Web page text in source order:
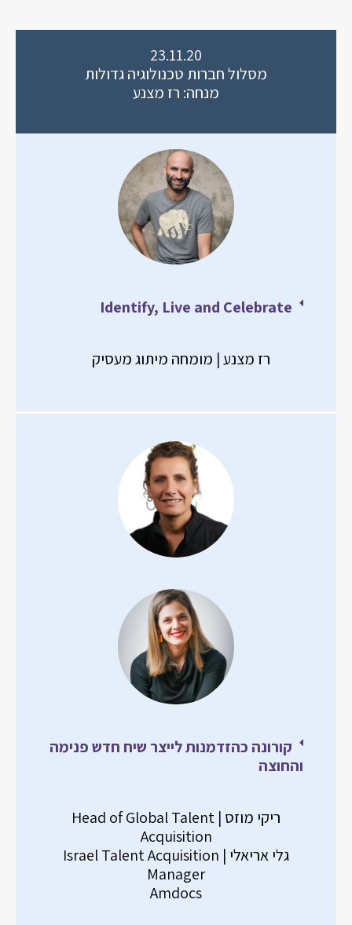
23.11.20
מסלול חברות טכנולוגיה גדולות
מנחה: רז מצנע
Identify, Live and Celebrate
רז מצנע | מומחה מיתוג מעסיק
קורונה כהזדמנות לייצר שיח חדש פנימה
והחוצה
ריקי מוזס | Head of Global Talent
Acquisition
גלי אריאלי | Israel Talent Acquisition
Manager
Amdocs